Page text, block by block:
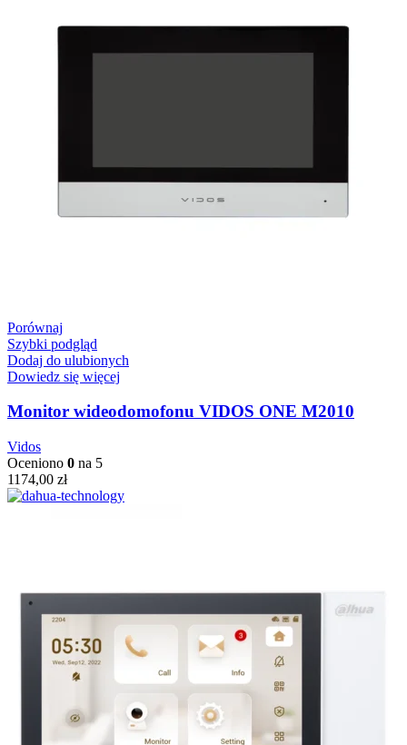
Porównaj
Szybki podgląd
Dodaj do ulubionych
Dowiedz się więcej
Monitor wideodomofonu VIDOS ONE M2010
Vidos
Oceniono 0 na 5
1174,00 zł